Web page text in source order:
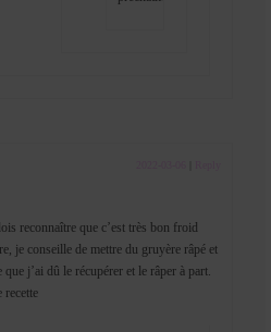
reconnaître que c’est très bon froid
je conseille de mettre du gruyère râpé et
j’ai dû le récupérer et le râper à part.
recette